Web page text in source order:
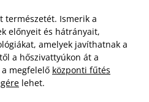
természetét. Ismerik a
előnyeit és hátrányait,
amelyek javíthatnak a
a hőszivattyúkon át a
megfelelő központi fűtés
lehet.